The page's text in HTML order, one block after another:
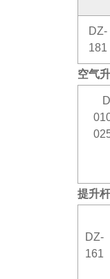
DZ-
181
空气
提升杆
DZ-
161